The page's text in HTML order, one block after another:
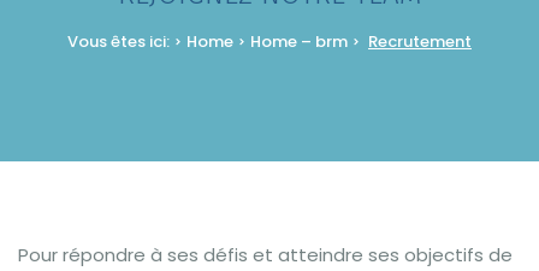
Vous êtes ici: Home Home – brm Recrutement
Pour répondre à ses défis et atteindre ses objectifs de